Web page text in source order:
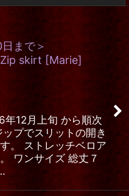
む
まで＞
skirt [Marie]
12月上旬 から順次
プでスリットの開き
。 ストレッチベロア
ワンサイズ 総丈７